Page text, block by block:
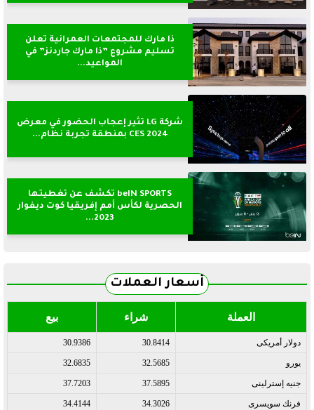
ذا مارك للمجتمعات العمرانية تعلن
تسليم مشروع ”ذا مارك جاردنز” في
المواعيد...
شركة LG تثير إعجاب الحضور في معرض
CES 2024 بمنطقة تجربة نظام...
beIN SPORTS تكشف عن تغطيتها
الحصرية لكأس أمم إفريقيا كوت ديفوار
2023...
أسعار العملات
العملة شراء بيع
دولار أمريكى 30.8414
30.9386
يورو 32.5685
32.6835
جنيه إسترلينى 37.5895
37.7203
فرنك سويسرى 34.3026
34.4144